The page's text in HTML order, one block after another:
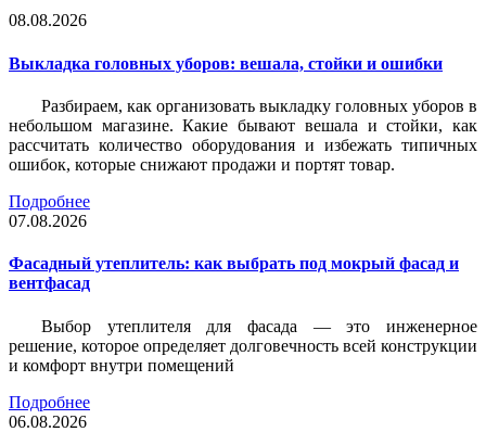
08.08.2026
Выкладка головных уборов: вешала, стойки и ошибки
Разбираем, как организовать выкладку головных уборов в
небольшом магазине. Какие бывают вешала и стойки, как
рассчитать количество оборудования и избежать типичных
ошибок, которые снижают продажи и портят товар.
Подробнее
07.08.2026
Фасадный утеплитель: как выбрать под мокрый фасад и
вентфасад
Выбор утеплителя для фасада — это инженерное
решение, которое определяет долговечность всей конструкции
и комфорт внутри помещений
Подробнее
06.08.2026